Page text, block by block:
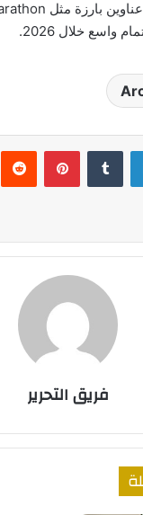
واسع خلال 2026.
لينكدإن بينتيريست
فريق التحرير